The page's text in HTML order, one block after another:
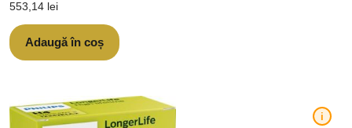
553,14 lei
Adaugă în coș
i